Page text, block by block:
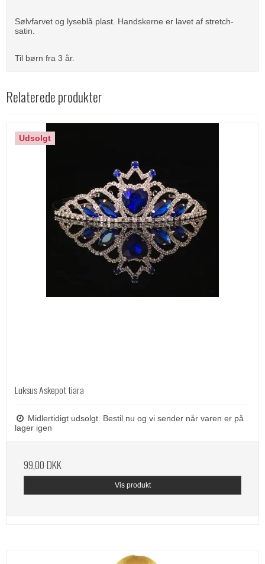
Sølvfarvet og lyseblå plast. Handskerne er lavet af stretch-
satin.
Til børn fra 3 år.
Relaterede produkter
Udsolgt
Luksus Askepot tiara
Midlertidigt udsolgt. Bestil nu og vi sender når varen er på
lager igen
99,00 DKK
Vis produkt